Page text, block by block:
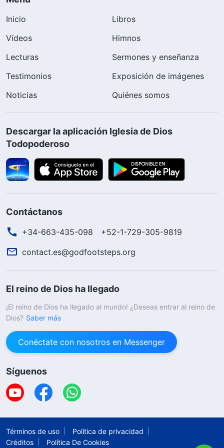
Inicio
Libros
Vídeos
Himnos
Lecturas
Sermones y enseñanza
Testimonios
Exposición de imágenes
Noticias
Quiénes somos
Descargar la aplicación Iglesia de Dios
Todopoderoso
Contáctanos
+34-663-435-098
+52-1-729-305-9819
contact.es@godfootsteps.org
El reino de Dios ha llegado
¡El reino de Dios ha llegado al mundo! ¿Deseas entrar al reino de
Dios? Saber más
Conéctate con nosotros en Messenger
Síguenos
Términos de uso
Política de privacidad
Créditos
Política De Cookies